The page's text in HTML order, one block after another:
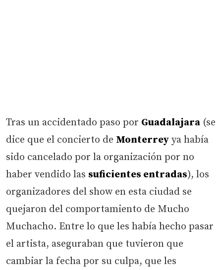
Tras un accidentado paso por Guadalajara (se
dice que el concierto de Monterrey ya había
sido cancelado por la organización por no
haber vendido las suficientes entradas), los
organizadores del show en esta ciudad se
quejaron del comportamiento de Mucho
Muchacho. Entre lo que les había hecho pasar
el artista, aseguraban que tuvieron que
cambiar la fecha por su culpa, que les